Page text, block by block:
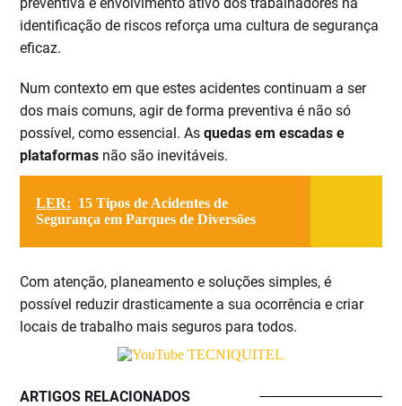
identificação de riscos reforça uma cultura de segurança
eficaz.
Num contexto em que estes acidentes continuam a ser
dos mais comuns, agir de forma preventiva é não só
possível, como essencial. Asquedas em escadas e
plataformas não são inevitáveis.
LER: 15 Tipos de Acidentes de
Segurança em Parques de Diversões
Com atenção, planeamento e soluções simples, é
possível reduzir drasticamente a sua ocorrência e criar
locais de trabalho mais seguros para todos.
ARTIGOS RELACIONADOS